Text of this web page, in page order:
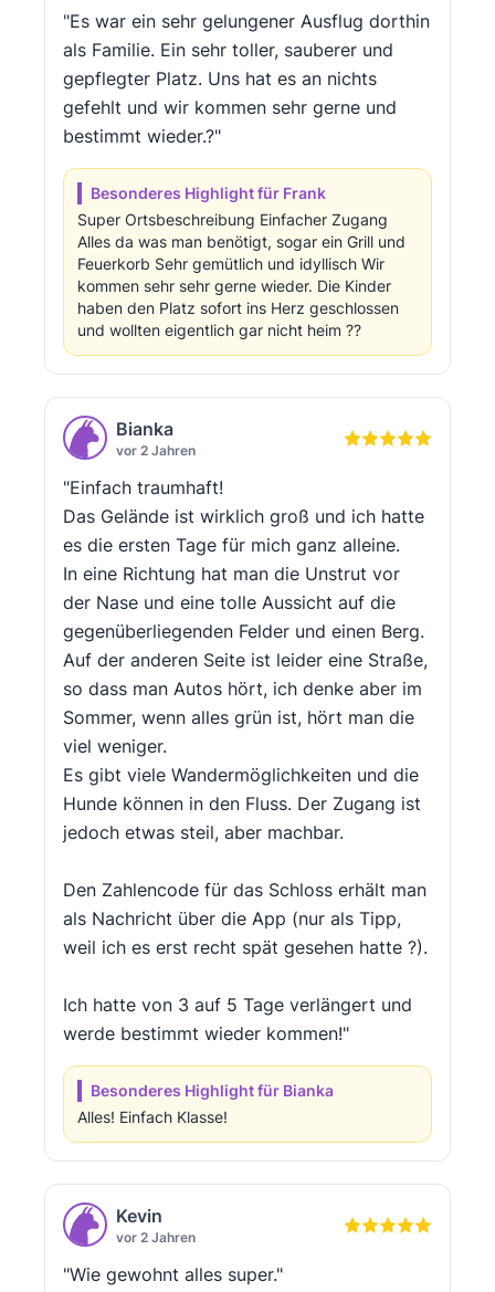
"Es war ein sehr gelungener Ausflug dorthin
als Familie. Ein sehr toller, sauberer und
gepflegter Platz. Uns hat es an nichts
gefehlt und wir kommen sehr gerne und
bestimmt wieder.?"
Besonderes Highlight für Frank
Super Ortsbeschreibung Einfacher Zugang
Alles da was man benötigt, sogar ein Grill und
Feuerkorb Sehr gemütlich und idyllisch Wir
kommen sehr sehr gerne wieder. Die Kinder
haben den Platz sofort ins Herz geschlossen
und wollten eigentlich gar nicht heim ??
Bianka
vor 2 Jahren
"Einfach traumhaft!
Das Gelände ist wirklich groß und ich hatte
es die ersten Tage für mich ganz alleine.
In eine Richtung hat man die Unstrut vor
der Nase und eine tolle Aussicht auf die
gegenüberliegenden Felder und einen Berg.
Auf der anderen Seite ist leider eine Straße,
so dass man Autos hört, ich denke aber im
Sommer, wenn alles grün ist, hört man die
viel weniger.
Es gibt viele Wandermöglichkeiten und die
Hunde können in den Fluss. Der Zugang ist
jedoch etwas steil, aber machbar.
Den Zahlencode für das Schloss erhält man
als Nachricht über die App (nur als Tipp,
weil ich es erst recht spät gesehen hatte ?).
Ich hatte von 3 auf 5 Tage verlängert und
werde bestimmt wieder kommen!"
Besonderes Highlight für Bianka
Alles! Einfach Klasse!
Kevin
vor 2 Jahren
"Wie gewohnt alles super."